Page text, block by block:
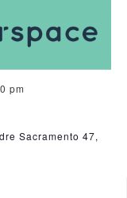
pm
Sacramento 47,